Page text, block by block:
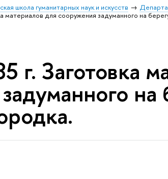
школа гуманитарных наук и искусств
материалов для сооружения задуманного на
г. Заготовка
на